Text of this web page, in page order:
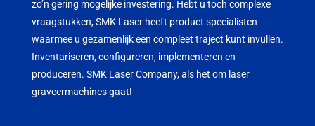
zo’n gering mogelijke investering. Hebt u toch complexe
vraagstukken, SMK Laser heeft product specialisten
waarmee u gezamenlijk een compleet traject kunt invullen.
Inventariseren, configureren, implementeren en
produceren. SMK Laser Company, als het om laser
graveermachines gaat!